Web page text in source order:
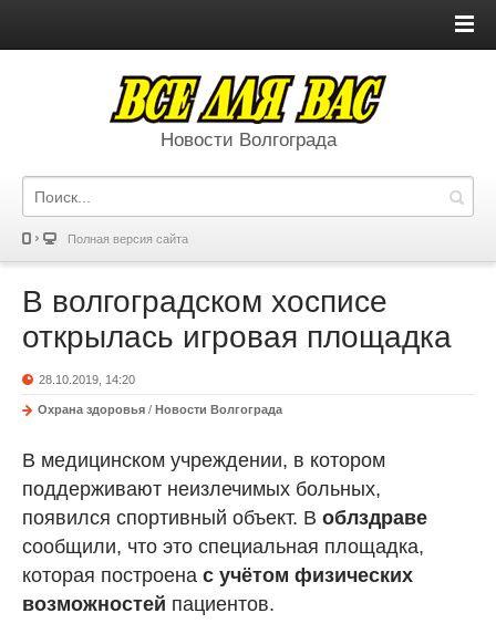
Новости Волгограда
Полная версия сайта
В волгоградском хосписе
открылась игровая площадка
28.10.2019, 14:20
Охрана здоровья / Новости Волгограда
В медицинском учреждении, в котором
поддерживают неизлечимых больных,
появился спортивный объект. В облздраве
сообщили, что это специальная площадка,
которая построена с учётом физических
возможностей пациентов.